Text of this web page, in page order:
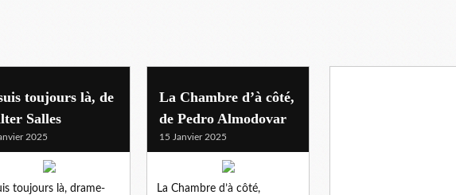
toujours là, de
Salles
2025
toujours là, drame-
La Chambre d’à côté,
de Pedro Almodovar
15 Janvier 2025
La Chambre d’à côté,